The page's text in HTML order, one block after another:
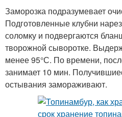
Заморозка подразумевает
Подготовленные клубни
соломку и подвергаются
творожной сыворотке.
менее 95°С. По времени,
занимает 10 мин.
остывания замораживают.